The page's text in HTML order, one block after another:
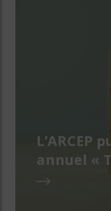
annuel «